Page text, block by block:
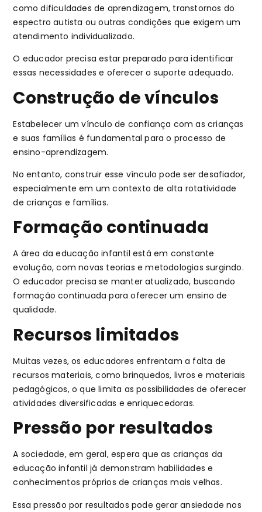
como dificuldades de aprendizagem, transtornos do
espectro autista ou outras condições que exigem um
atendimento individualizado.
O educador precisa estar preparado para identificar
essas necessidades e oferecer o suporte adequado.
Construção de vínculos
Estabelecer um vínculo de confiança com as crianças
e suas famílias é fundamental para o processo de
ensino-aprendizagem.
No entanto, construir esse vínculo pode ser desafiador,
especialmente em um contexto de alta rotatividade
de crianças e famílias.
Formação continuada
A área da educação infantil está em constante
evolução, com novas teorias e metodologias surgindo.
O educador precisa se manter atualizado, buscando
formação continuada para oferecer um ensino de
qualidade.
Recursos limitados
Muitas vezes, os educadores enfrentam a falta de
recursos materiais, como brinquedos, livros e materiais
pedagógicos, o que limita as possibilidades de oferecer
atividades diversificadas e enriquecedoras.
Pressão por resultados
A sociedade, em geral, espera que as crianças da
educação infantil já demonstram habilidades e
conhecimentos próprios de crianças mais velhas.
Essa pressão por resultados pode gerar ansiedade nos